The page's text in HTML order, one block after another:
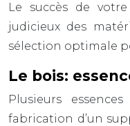
Le succès de
judicieux des
sélection optimale
Le bois:
Plusieurs
fabrication d’un